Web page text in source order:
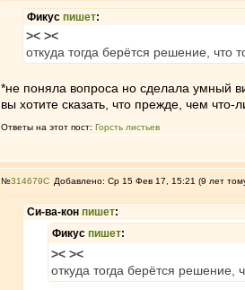
Фикус пишет:
>< ><
откуда тогда берётся решение, что
*не поняла вопроса но сделала умный
вы хотите сказать, что прежде, чем
Ответы на этот пост: Горсть листьев
№314679 Добавлено: Ср 15 Фев 17, 15:21 (9 лет
Си-ва-кон пишет:
Фикус пишет:
>< ><
откуда тогда берётся решение,